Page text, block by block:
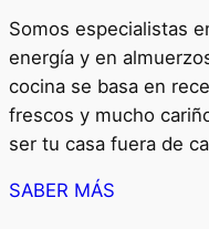
Somos especialistas
energía y en
cocina se basa en
frescos y mucho
ser tu casa fuera de
SABER MÁS